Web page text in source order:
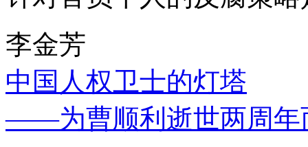
李金芳
中国人权卫士的灯塔
——为曹顺利逝世两周年